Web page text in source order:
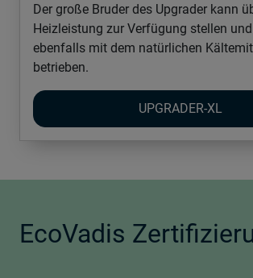
Der große Bruder des Upgrader kann
Heizleistung zur Verfügung stellen
ebenfalls mit dem natürlichen
betrieben.
UPGRADER-XL
EcoVadis